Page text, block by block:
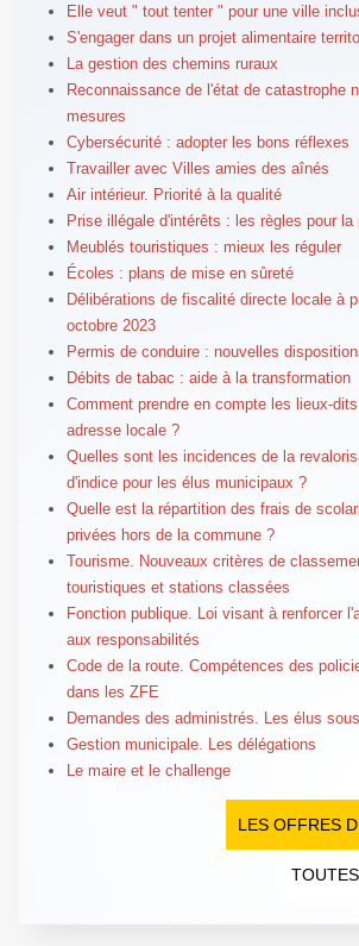
Elle veut " tout tenter " pour une ville
S'engager dans un projet alimentaire
La gestion des chemins ruraux
Reconnaissance de l'état de catastrophe
mesures
Cybersécurité : adopter les bons réflexes
Travailler avec Villes amies des aînés
Air intérieur. Priorité à la qualité
Prise illégale d'intérêts : les règles pour la
Meublés touristiques : mieux les réguler
Écoles : plans de mise en sûreté
Délibérations de fiscalité directe locale à
octobre 2023
Permis de conduire : nouvelles
Débits de tabac : aide à la transformation
Comment prendre en compte les lieux-
adresse locale ?
Quelles sont les incidences de la
d'indice pour les élus municipaux ?
Quelle est la répartition des frais de
privées hors de la commune ?
Tourisme. Nouveaux critères de
touristiques et stations classées
Fonction publique. Loi visant à renforcer
aux responsabilités
Code de la route. Compétences des
dans les ZFE
Demandes des administrés. Les élus
Gestion municipale. Les délégations
Le maire et le challenge
LES OFFRES